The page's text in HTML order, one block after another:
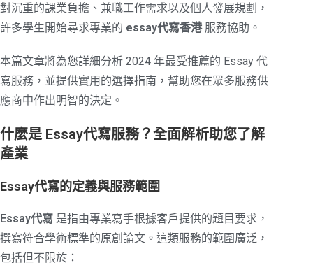
對沉重的課業負擔、兼職工作需求以及個人發展規劃，
許多學生開始尋求專業的 essay代寫香港服務協助。
本篇文章將為您詳細分析 2024 年最受推薦的 Essay 代
寫服務，並提供實用的選擇指南，幫助您在眾多服務供
應商中作出明智的決定。
什麼是 Essay代寫服務？全面解析助您了解
產業
Essay代寫的定義與服務範圍
Essay代寫 是指由專業寫手根據客戶提供的題目要求，
撰寫符合學術標準的原創論文。這類服務的範圍廣泛，
包括但不限於：